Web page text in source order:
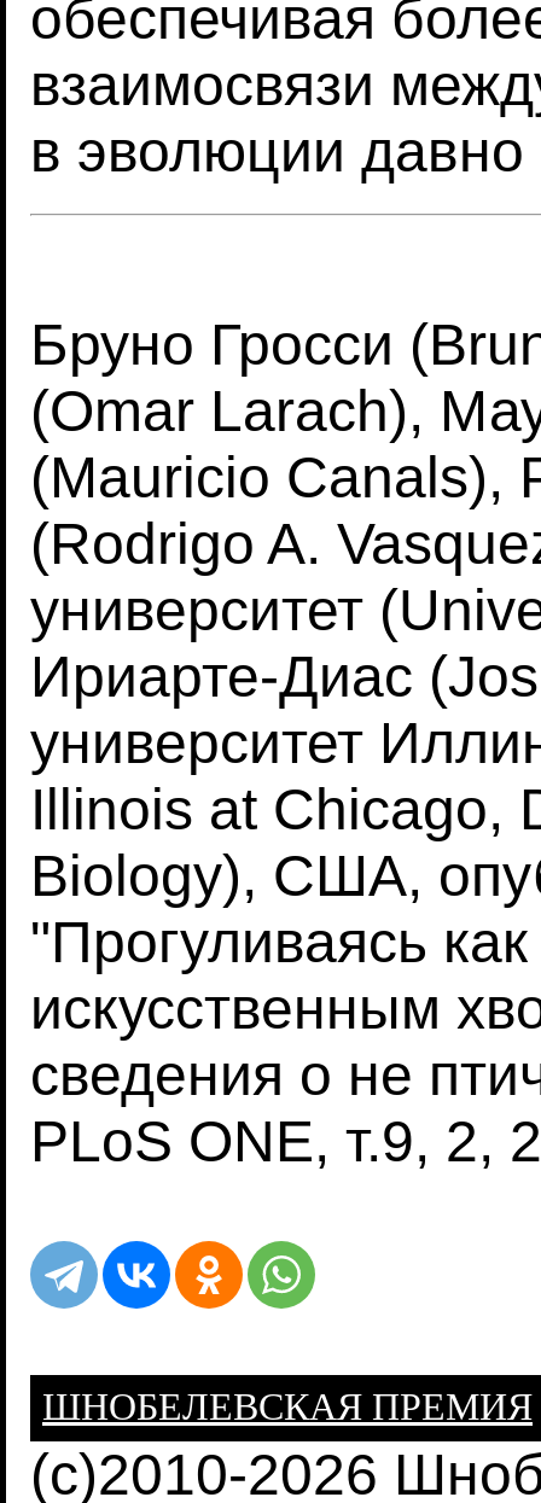
обеспечивая
взаимосвязи
в эволюции
Бруно Гросси
(Omar Larach),
(Mauricio Canals),
(Rodrigo A.
университет
Ириарте-Диас
университет
Illinois at Chicago,
Biology), США,
"Прогуливаясь
искусственным
сведения о не
PLoS ONE, т.9, 2,
ШНОБЕЛЕВСКАЯ ПРЕМИЯ
(c)2010-2026